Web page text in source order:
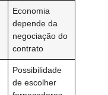
Economia
depende da
negociação do
contrato
Possibilidade
de escolher